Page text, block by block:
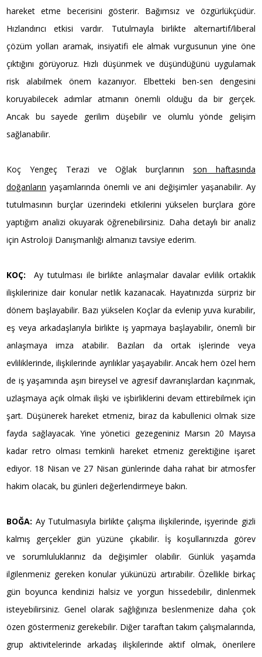
hareket etme becerisini gösterir. Bağımsız ve özgürlükçüdür.
Hızlandırıcı etkisi vardır. Tutulmayla birlikte alternartif/liberal
çözüm yolları aramak, insiyatifi ele almak vurgusunun yine öne
çıktığını görüyoruz. Hızlı düşünmek ve düşündüğünü uygulamak
risk alabilmek önem kazanıyor. Elbetteki ben-sen dengesini
koruyabilecek adımlar atmanın önemli olduğu da bir gerçek.
Ancak bu sayede gerilim düşebilir ve olumlu yönde gelişim
sağlanabilir.
Koç Yengeç Terazi ve Oğlak burçlarının son haftasında
doğanların yaşamlarında önemli ve ani değişimler yaşanabilir. Ay
tutulmasının burçlar üzerindeki etkilerini yükselen burçlara göre
yaptığım analizi okuyarak öğrenebilirsiniz. Daha detaylı bir analiz
için Astroloji Danışmanlığı almanızı tavsiye ederim.
KOÇ:
Ay tutulması ile birlikte anlaşmalar davalar evlilik ortaklık
ilişkilerinize dair konular netlik kazanacak. Hayatınızda sürpriz bir
dönem başlayabilir. Bazı yükselen Koçlar da evlenip yuva kurabilir,
eş veya arkadaşlarıyla birlikte iş yapmaya başlayabilir, önemli bir
anlaşmaya imza atabilir. Bazıları da ortak işlerinde veya
evliliklerinde, ilişkilerinde ayrılıklar yaşayabilir. Ancak hem özel hem
de iş yaşamında aşırı bireysel ve agresif davranışlardan kaçınmak,
uzlaşmaya açık olmak ilişki ve işbirliklerini devam ettirebilmek için
şart. Düşünerek hareket etmeniz, biraz da kabullenici olmak size
fayda sağlayacak. Yine yönetici gezegeniniz Marsın 20 Mayısa
kadar retro olması temkinli hareket etmeniz gerektiğine işaret
ediyor. 18 Nisan ve 27 Nisan günlerinde daha rahat bir atmosfer
hakim olacak, bu günleri değerlendirmeye bakın.
BOĞA: Ay Tutulmasıyla birlikte çalışma ilişkilerinde, işyerinde gizli
kalmış gerçekler gün yüzüne çıkabilir. İş koşullarınızda görev
ve sorumluluklarınız da değişimler olabilir. Günlük yaşamda
ilgilenmeniz gereken konular yükünüzü artırabilir. Özellikle birkaç
gün boyunca kendinizi halsiz ve yorgun hissedebilir, dinlenmek
isteyebilirsiniz. Genel olarak sağlığınıza beslenmenize daha çok
özen göstermeniz gerekebilir. Diğer taraftan takım çalışmalarında,
grup aktivitelerinde arkadaş ilişkilerinde aktif olmak, önerilere